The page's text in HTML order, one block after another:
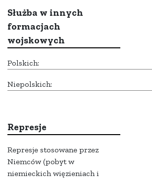
Służba w innych
formacjach
wojskowych
Polskich:
Niepolskich:
Represje
Represje stosowane przez
Niemców (pobyt w
niemieckich więzieniach i